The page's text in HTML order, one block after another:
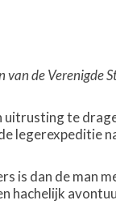
de Verenigde
te
legerexpeditie
is dan de man
hachelijk